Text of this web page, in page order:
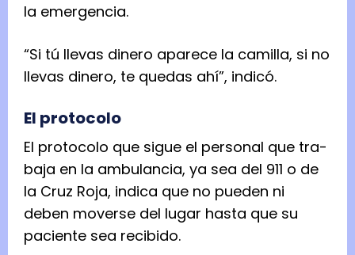
la emer­gen­cia.
“Si tú lle­vas dinero apa­rece la cami­lla, si no
lle­vas dinero, te que­das ahí”, indicó.
El pro­to­colo
El pro­to­colo que sigue el per­so­nal que tra­
baja en la ambu­lan­cia, ya sea del 911 o de
la Cruz Roja, indica que no pue­den ni
deben moverse del lugar hasta que su
paciente sea reci­bido.